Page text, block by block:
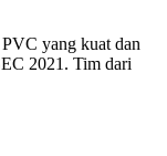
yang kuat dan
2021. Tim dari